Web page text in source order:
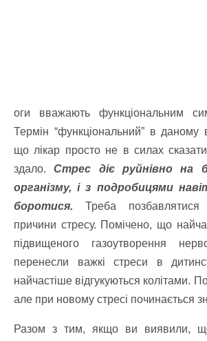
оги вважають функціональним
Термін “функціональний” в даному
що лікар просто не в силах
здало.Стрес діє руйнівно на
організму, і з подробицями
боротися. Треба позбавлятися
причини стресу. Помічено, що
підвищеного газоутворення
перенесли важкі стреси в
найчастіше відгукуються колітами.
але при новому стресі починається
Разом з тим, якщо ви виявили, що